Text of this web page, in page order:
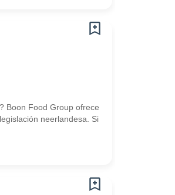
Boon Food Group ofrece
neerlandesa. Si